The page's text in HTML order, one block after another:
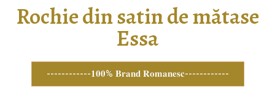
Rochie din satin de mătase
Essa
------------𝟏𝟎𝟎% 𝐁𝐫𝐚𝐧𝐝 𝐑𝐨𝐦𝐚𝐧𝐞𝐬𝐜------------